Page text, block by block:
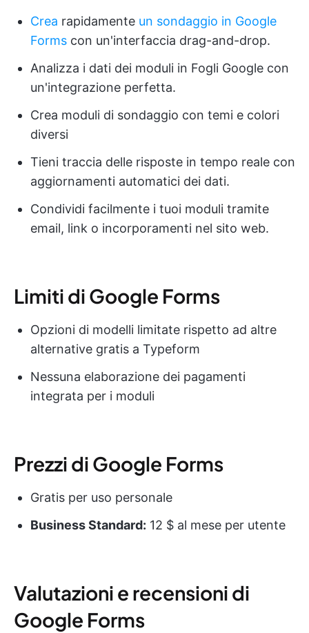
Crea rapidamente un sondaggio in Google
Forms con un'interfaccia drag-and-drop.
Analizza i dati dei moduli in Fogli Google con
un'integrazione perfetta.
Crea moduli di sondaggio con temi e colori
diversi
Tieni traccia delle risposte in tempo reale con
aggiornamenti automatici dei dati.
Condividi facilmente i tuoi moduli tramite
email, link o incorporamenti nel sito web.
Limiti di Google Forms
Opzioni di modelli limitate rispetto ad altre
alternative gratis a Typeform
Nessuna elaborazione dei pagamenti
integrata per i moduli
Prezzi di Google Forms
Gratis per uso personale
Business Standard: 12 $ al mese per utente
Valutazioni e recensioni di
Google Forms